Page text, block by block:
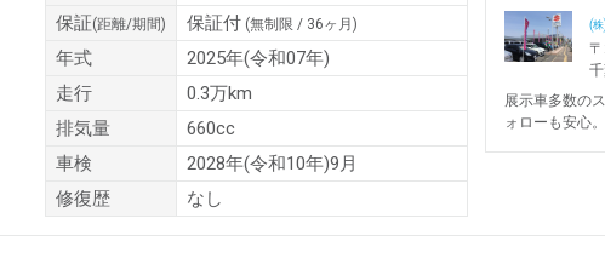
保証(距離/期間) 保証付(無制限 / 36ヶ月)
年式
2025年(令和07年)
走行
0.3万km
排気量
660cc
車検
2028年(令和10年)9月
修復歴
なし
展示車多数の
ォローも安心